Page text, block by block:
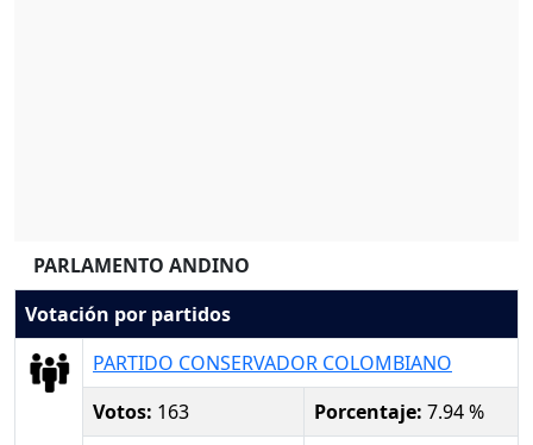
PARLAMENTO ANDINO
Votación por partidos
PARTIDO CONSERVADOR COLOMBIANO
Votos: 163 Porcentaje: 7.94 %